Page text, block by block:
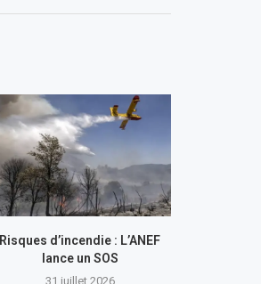
Risques d’incendie : L’ANEF
lance un SOS
31 juillet 2026